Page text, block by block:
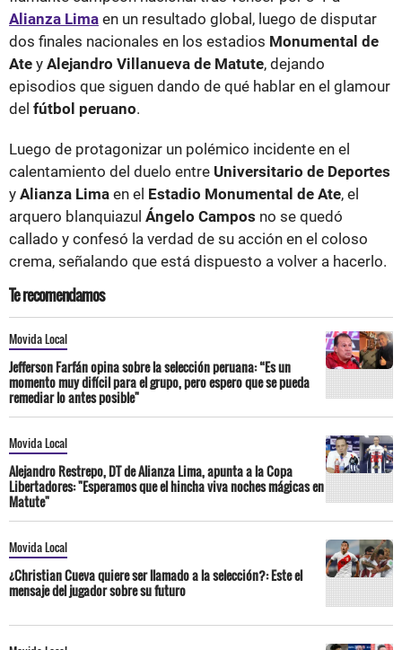
Alianza Lima en un resultado global, luego de disputar
dos finales nacionales en los estadios Monumental de
Ate y Alejandro Villanueva de Matute, dejando
episodios que siguen dando de qué hablar en el glamour
del fútbol peruano.
Luego de protagonizar un polémico incidente en el
calentamiento del duelo entre Universitario de Deportes
y Alianza Lima en el Estadio Monumental de Ate, el
arquero blanquiazul Ángelo Campos no se quedó
callado y confesó la verdad de su acción en el coloso
crema, señalando que está dispuesto a volver a hacerlo.
Te recomendamos
Movida Local
Jefferson Farfán opina sobre la selección peruana: “Es un
momento muy difícil para el grupo, pero espero que se pueda
remediar lo antes posible"
Movida Local
Alejandro Restrepo, DT de Alianza Lima, apunta a la Copa
Libertadores: "Esperamos que el hincha viva noches mágicas en
Matute"
Movida Local
¿Christian Cueva quiere ser llamado a la selección?: Este el
mensaje del jugador sobre su futuro